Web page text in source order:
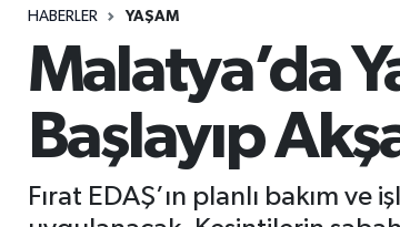
HABERLER YAŞAM
Malatya’da
Başlayıp
Fırat EDAŞ’ın planlı bakım
Seri İlan
Siyaset
Spor